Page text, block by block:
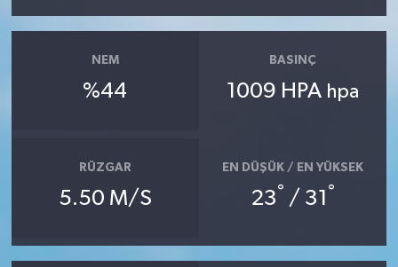
NEM
%44
BASINÇ
1009 HPA hpa
RÜZGAR
5.50 M/S
EN DÜŞÜK / EN YÜKSEK
23° / 31 °